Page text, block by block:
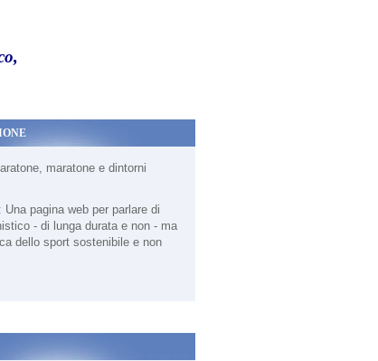
maratone e dintorni
: Una pagina web per parlare di
- di lunga durata e non - ma
dello sport sostenibile e non